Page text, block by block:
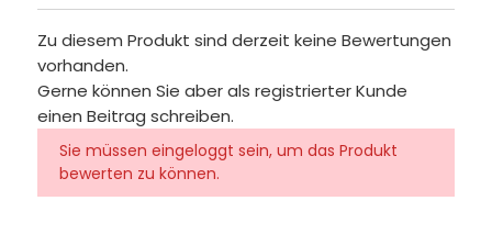
Zu diesem Produkt sind derzeit keine Bewertungen
vorhanden.
Gerne können Sie aber als registrierter Kunde
einen Beitrag schreiben.
Sie müssen eingeloggt sein, um das Produkt
bewerten zu können.